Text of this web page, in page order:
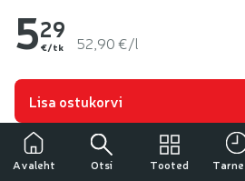
529
€/tk 52,90 €/l
Lisa ostukorvi
Veel tooteid kaubamärgiltTähelepanu!
Tegemist on alkoholiga. Alkohol võib
Avaleht Otsi Tooted